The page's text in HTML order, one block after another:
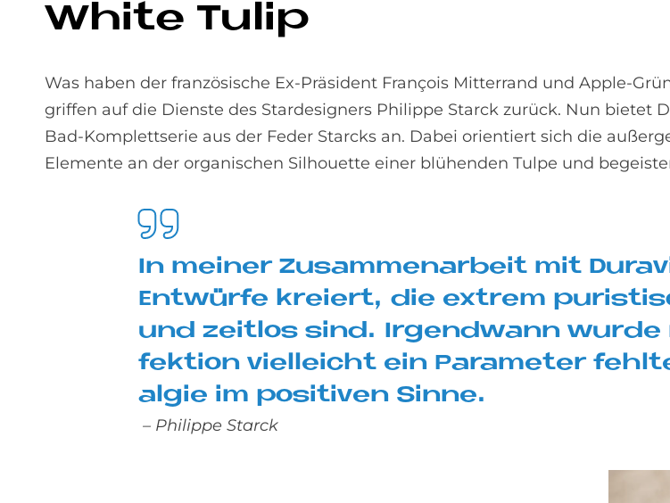
White Tu­lip
Was haben der französische Ex-Präsident François Mitterrand und Apple-
griffen auf die Dienste des Stardesigners Philippe Starck zurück. Nun bietet
Bad-Komplettserie aus der Feder Starcks an. Dabei orientiert sich die
Elemente an der organischen Silhouette einer blühenden Tulpe und
In mei­ner Zu­sam­men­ar­beit mit
Ent­wür­fe kre­iert, die ex­trem
und zeit­los sind. Ir­gend­wann
fek­ti­on viel­leicht ein Pa­ra­me­ter
al­gie im po­si­ti­ven Sin­ne.
– Philippe Starck